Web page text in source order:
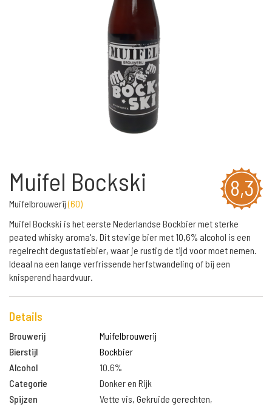
8,3
Muifel Bockski
Muifelbrouwerij(60)
Muifel Bockski is het eerste Nederlandse Bockbier met sterke
peated whisky aroma's. Dit stevige bier met 10,6% alcohol is een
regelrecht degustatiebier, waar je rustig de tijd voor moet nemen.
Ideaal na een lange verfrissende herfstwandeling of bij een
knisperend haardvuur.
Details
Brouwerij
Muifelbrouwerij
Bierstijl
Bockbier
Alcohol
10.6%
Categorie
Donker en Rijk
Spijzen
Vette vis, Gekruide gerechten,